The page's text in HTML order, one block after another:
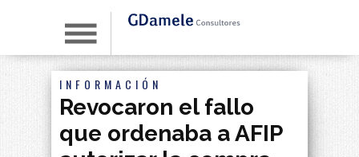
INFORMACIÓN
Revocaron el fallo
que ordenaba a AFIP